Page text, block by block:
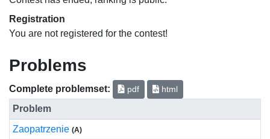
Registration
You are not registered for the contest!
Problems
Complete problemset: pdf html
Problem
Zaopatrzenie (A)